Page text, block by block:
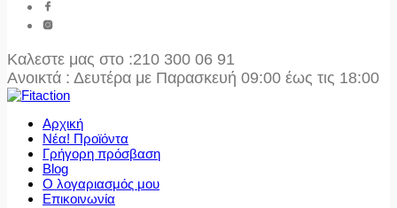
Καλεστε μας στο :210 300 06 91
Ανοικτά : Δευτέρα με Παρασκευή 09:00 έως τις 18:00
Αρχική
Νέα! Προϊόντα
Γρήγορη πρόσβαση
Blog
Ο λογαριασμός μου
Επικοινωνία